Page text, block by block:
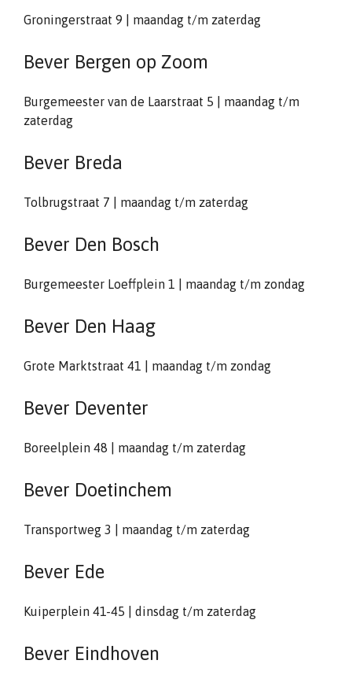
Groningerstraat 9 | maandag t/m zaterdag
Bever Bergen op Zoom
Burgemeester van de Laarstraat 5 | maandag t/m
zaterdag
Bever Breda
Tolbrugstraat 7 | maandag t/m zaterdag
Bever Den Bosch
Burgemeester Loeffplein 1 | maandag t/m zondag
Bever Den Haag
Grote Marktstraat 41 | maandag t/m zondag
Bever Deventer
Boreelplein 48 | maandag t/m zaterdag
Bever Doetinchem
Transportweg 3 | maandag t/m zaterdag
Bever Ede
Kuiperplein 41-45 | dinsdag t/m zaterdag
Bever Eindhoven